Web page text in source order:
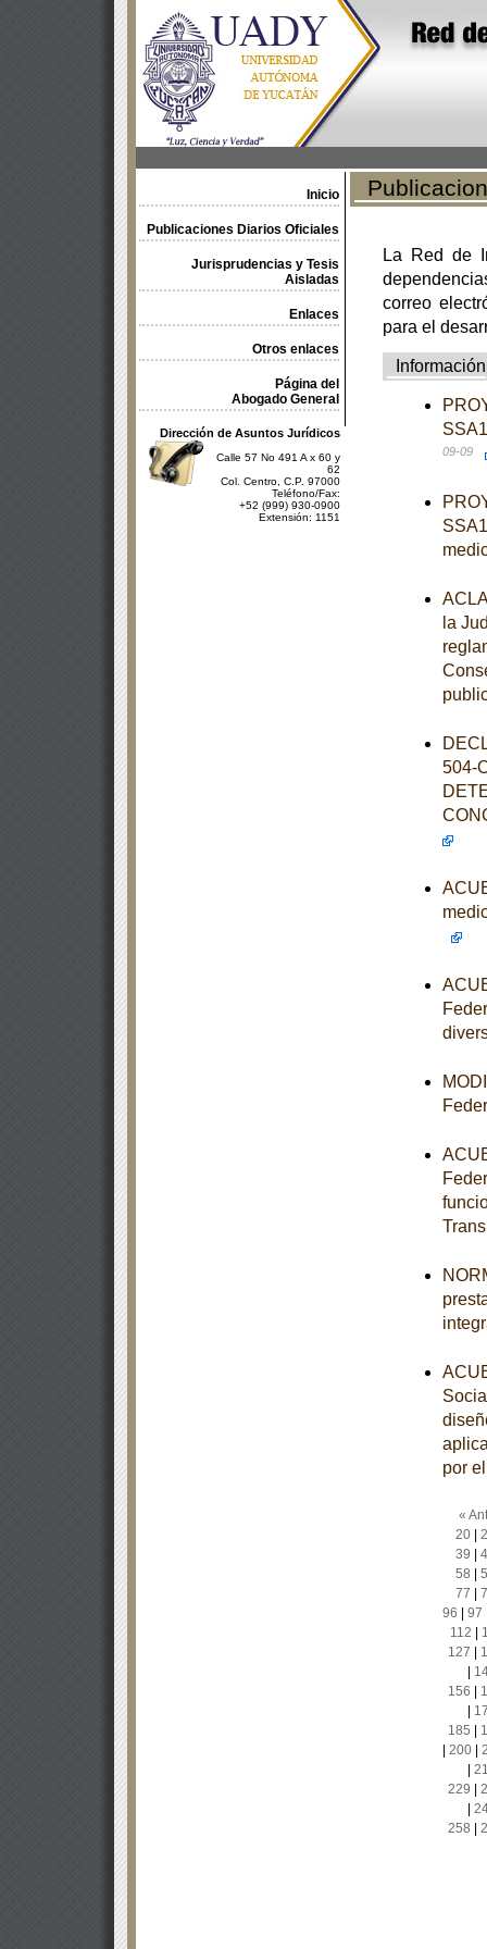
Inicio
Publicaciones Diarios Oficiales
Jurisprudencias y Tesis
Aisladas
Enlaces
Otros enlaces
Página del
Abogado General
Dirección de Asuntos Jurídicos
Calle 57 No 491 A x 60 y
62
Col. Centro, C.P. 97000
Teléfono/Fax:
+52 (999) 930-0900
Extensión: 1151
La Red de
correo
para el
Información
09-09
la
504-
por
«
20|
39
58
77
96
97
112
127
156
185
200|
229
258